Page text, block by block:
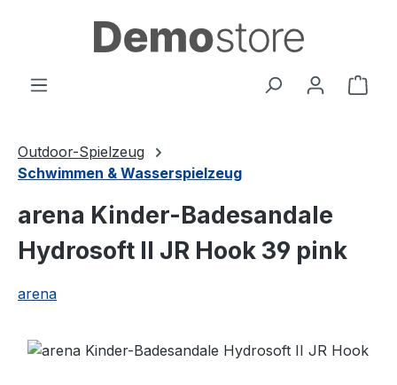
Zum Hauptinhalt springen
Outdoor-Spielzeug
Schwimmen & Wasserspielzeug
arena Kinder-Badesandale
Hydrosoft II JR Hook 39 pink
arena
Bildergalerie überspringen